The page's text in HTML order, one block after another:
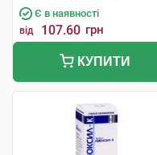
Є в наявності
від 107.60 грн
КУПИТИ